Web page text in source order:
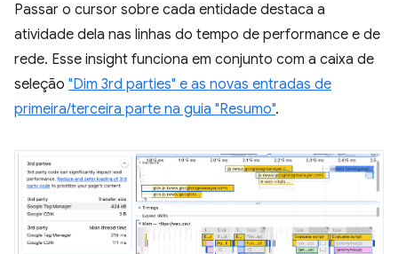
Passar o cursor sobre cada entidade destaca a
atividade dela nas linhas do tempo de performance e de
rede. Esse insight funciona em conjunto com a caixa de
seleção "Dim 3rd parties" e as novas entradas de
primeira/terceira parte na guia "Resumo".